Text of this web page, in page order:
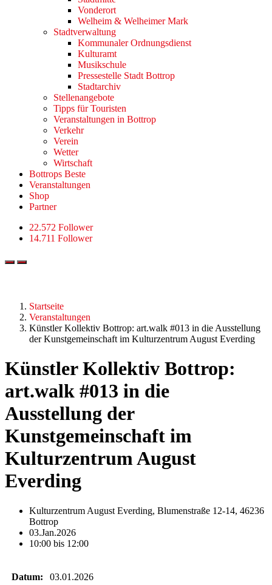
Vonderort
Welheim & Welheimer Mark
Stadtverwaltung
Kommunaler Ordnungsdienst
Kulturamt
Musikschule
Pressestelle Stadt Bottrop
Stadtarchiv
Stellenangebote
Tipps für Touristen
Veranstaltungen in Bottrop
Verkehr
Verein
Wetter
Wirtschaft
Bottrops Beste
Veranstaltungen
Shop
Partner
22.572 Follower
14.711 Follower
Startseite
Veranstaltungen
Künstler Kollektiv Bottrop: art.walk #013 in die Ausstellung
der Kunstgemeinschaft im Kulturzentrum August Everding
Künstler Kollektiv Bottrop:
art.walk #013 in die
Ausstellung der
Kunstgemeinschaft im
Kulturzentrum August
Everding
Kulturzentrum August Everding, Blumenstraße 12-14, 46236
Bottrop
03.Jan.2026
10:00 bis 12:00
Datum:
03.01.2026